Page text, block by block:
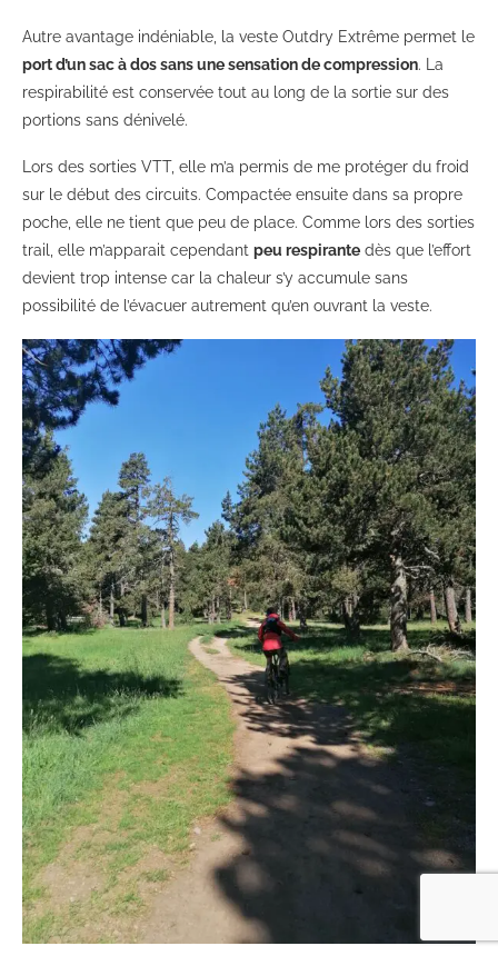
Autre avantage indéniable, la veste Outdry Extrême permet le
port d’un sac à dos sans une sensation de compression. La
respirabilité est conservée tout au long de la sortie sur des
portions sans dénivelé.
Lors des sorties VTT, elle m’a permis de me protéger du froid
sur le début des circuits. Compactée ensuite dans sa propre
poche, elle ne tient que peu de place. Comme lors des sorties
trail, elle m’apparait cependant peu respirante dès que l’effort
devient trop intense car la chaleur s’y accumule sans
possibilité de l’évacuer autrement qu’en ouvrant la veste.